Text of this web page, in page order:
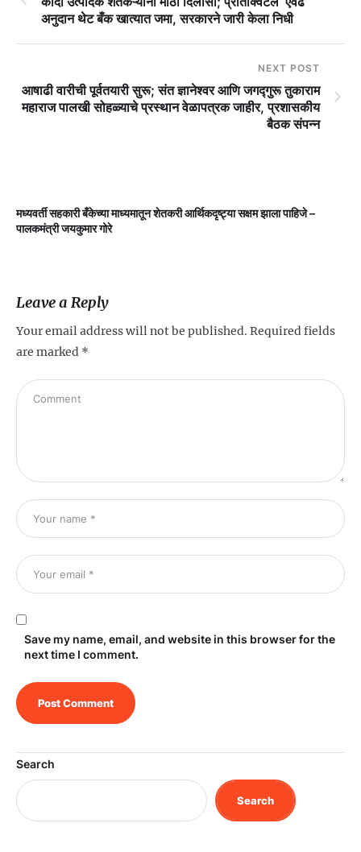
अनुदान थेट बँक खात्यात जमा, सरकारने जारी केला निधी
NEXT POST
आषाढी वारीची पूर्वतयारी सुरू; संत ज्ञानेश्वर आणि जगद्गुरू तुकाराम
महाराज पालखी सोहळ्याचे प्रस्थान वेळापत्रक जाहीर, प्रशासकीय
बैठक संपन्न
मध्यवर्ती सहकारी बँकेच्या माध्यमातून शेतकरी आर्थिकदृष्ट्या सक्षम झाला पाहिजे –
पालकमंत्री जयकुमार गोरे
Leave a Reply
Your email address will not be published. Required fields
are marked *
Save my name, email, and website in this browser for the
next time I comment.
Search
Search